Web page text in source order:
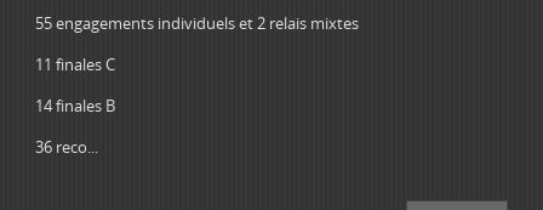
55 engagements individuels et 2 relais mixtes
11 finales C
14 finales B
36 reco...